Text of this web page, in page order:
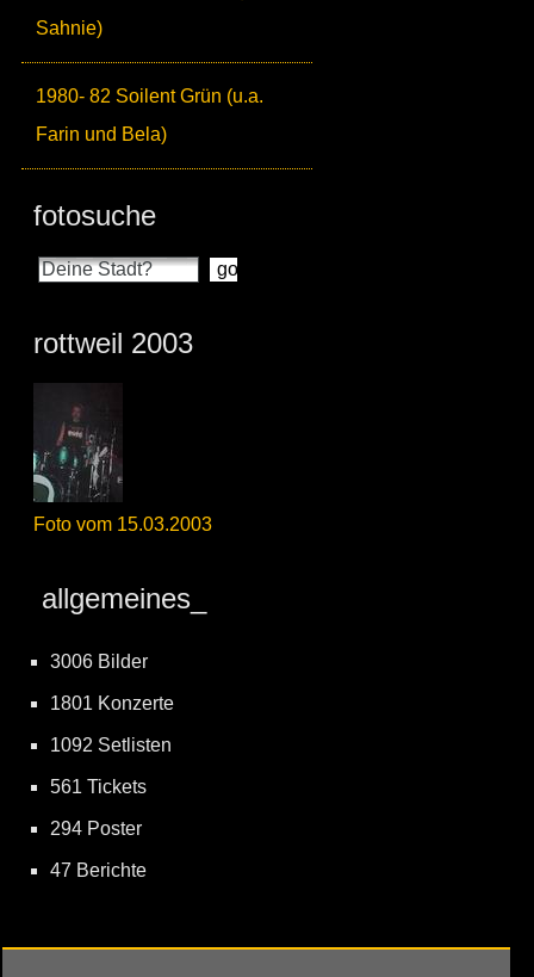
Sahnie)
1980- 82 Soilent Grün (u.a.
Farin und Bela)
fotosuche
rottweil 2003
Foto vom 15.03.2003
allgemeines_
3006 Bilder
1801 Konzerte
1092 Setlisten
561 Tickets
294 Poster
47 Berichte